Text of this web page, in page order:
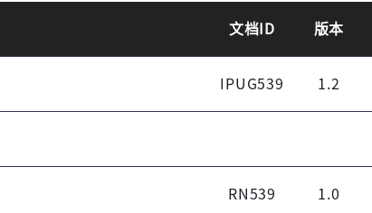
文档ID 版本
IPUG539 1.2
RN539 1.0